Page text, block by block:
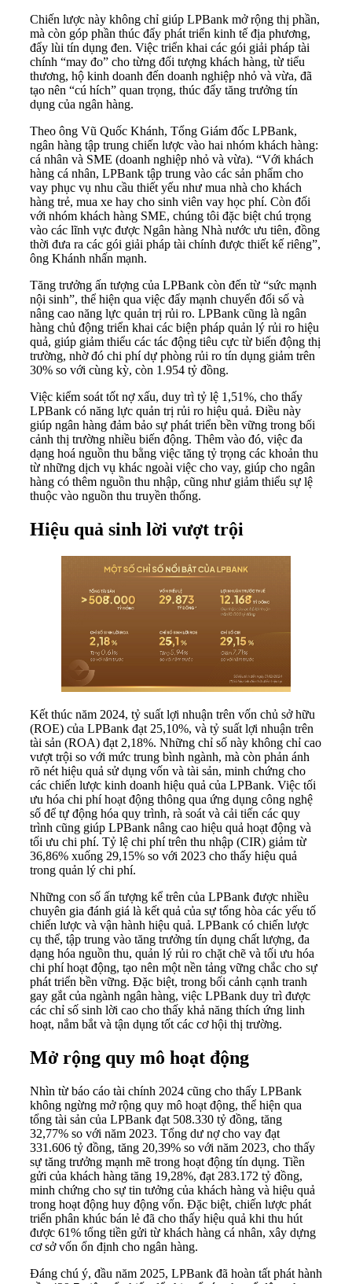
Chiến lược này không chỉ giúp LPBank mở rộng thị phần,
mà còn góp phần thúc đẩy phát triển kinh tế địa phương,
đẩy lùi tín dụng đen. Việc triển khai các gói giải pháp tài
chính “may đo” cho từng đối tượng khách hàng, từ tiểu
thương, hộ kinh doanh đến doanh nghiệp nhỏ và vừa, đã
tạo nên “cú hích” quan trọng, thúc đẩy tăng trưởng tín
dụng của ngân hàng.
Theo ông Vũ Quốc Khánh, Tổng Giám đốc LPBank,
ngân hàng tập trung chiến lược vào hai nhóm khách hàng:
cá nhân và SME (doanh nghiệp nhỏ và vừa). “Với khách
hàng cá nhân, LPBank tập trung vào các sản phẩm cho
vay phục vụ nhu cầu thiết yếu như mua nhà cho khách
hàng trẻ, mua xe hay cho sinh viên vay học phí. Còn đối
với nhóm khách hàng SME, chúng tôi đặc biệt chú trọng
vào các lĩnh vực được Ngân hàng Nhà nước ưu tiên, đồng
thời đưa ra các gói giải pháp tài chính được thiết kế riêng”,
ông Khánh nhấn mạnh.
Tăng trưởng ấn tượng của LPBank còn đến từ “sức mạnh
nội sinh”, thể hiện qua việc đẩy mạnh chuyển đổi số và
nâng cao năng lực quản trị rủi ro. LPBank cũng là ngân
hàng chủ động triển khai các biện pháp quản lý rủi ro hiệu
quả, giúp giảm thiểu các tác động tiêu cực từ biến động thị
trường, nhờ đó chi phí dự phòng rủi ro tín dụng giảm trên
30% so với cùng kỳ, còn 1.954 tỷ đồng.
Việc kiểm soát tốt nợ xấu, duy trì tỷ lệ 1,51%, cho thấy
LPBank có năng lực quản trị rủi ro hiệu quả. Điều này
giúp ngân hàng đảm bảo sự phát triển bền vững trong bối
cảnh thị trường nhiều biến động. Thêm vào đó, việc đa
dạng hoá nguồn thu bằng việc tăng tỷ trọng các khoản thu
từ những dịch vụ khác ngoài việc cho vay, giúp cho ngân
hàng có thêm nguồn thu nhập, cũng như giảm thiểu sự lệ
thuộc vào nguồn thu truyền thống.
Hiệu quả sinh lời vượt trội
Kết thúc năm 2024, tỷ suất lợi nhuận trên vốn chủ sở hữu
(ROE) của LPBank đạt 25,10%, và tỷ suất lợi nhuận trên
tài sản (ROA) đạt 2,18%. Những chỉ số này không chỉ cao
vượt trội so với mức trung bình ngành, mà còn phản ánh
rõ nét hiệu quả sử dụng vốn và tài sản, minh chứng cho
các chiến lược kinh doanh hiệu quả của LPBank. Việc tối
ưu hóa chi phí hoạt động thông qua ứng dụng công nghệ
số để tự động hóa quy trình, rà soát và cải tiến các quy
trình cũng giúp LPBank nâng cao hiệu quả hoạt động và
tối ưu chi phí. Tỷ lệ chi phí trên thu nhập (CIR) giảm từ
36,86% xuống 29,15% so với 2023 cho thấy hiệu quả
trong quản lý chi phí.
Những con số ấn tượng kể trên của LPBank được nhiều
chuyên gia đánh giá là kết quả của sự tổng hòa các yếu tố
chiến lược và vận hành hiệu quả. LPBank có chiến lược
cụ thể, tập trung vào tăng trưởng tín dụng chất lượng, đa
dạng hóa nguồn thu, quản lý rủi ro chặt chẽ và tối ưu hóa
chi phí hoạt động, tạo nên một nền tảng vững chắc cho sự
phát triển bền vững. Đặc biệt, trong bối cảnh cạnh tranh
gay gắt của ngành ngân hàng, việc LPBank duy trì được
các chỉ số sinh lời cao cho thấy khả năng thích ứng linh
hoạt, nắm bắt và tận dụng tốt các cơ hội thị trường.
Mở rộng quy mô hoạt động
Nhìn từ báo cáo tài chính 2024 cũng cho thấy LPBank
không ngừng mở rộng quy mô hoạt động, thể hiện qua
tổng tài sản của LPBank đạt 508.330 tỷ đồng, tăng
32,77% so với năm 2023. Tổng dư nợ cho vay đạt
331.606 tỷ đồng, tăng 20,39% so với năm 2023, cho thấy
sự tăng trưởng mạnh mẽ trong hoạt động tín dụng. Tiền
gửi của khách hàng tăng 19,28%, đạt 283.172 tỷ đồng,
minh chứng cho sự tin tưởng của khách hàng và hiệu quả
trong hoạt động huy động vốn. Đặc biệt, chiến lược phát
triển phân khúc bán lẻ đã cho thấy hiệu quả khi thu hút
được 61% tổng tiền gửi từ khách hàng cá nhân, xây dựng
cơ sở vốn ổn định cho ngân hàng.
Đáng chú ý, đầu năm 2025, LPBank đã hoàn tất phát hành